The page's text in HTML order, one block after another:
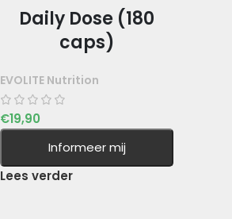
Daily Dose (180
caps)
EVOLITE Nutrition
€19,90
Informeer mij
Lees verder